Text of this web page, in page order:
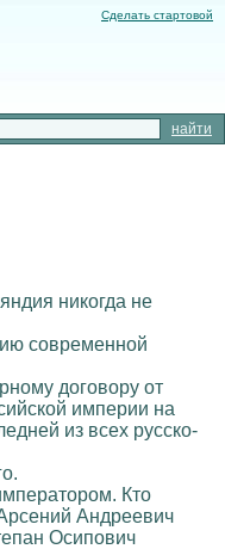
Сделать стартовой
никогда не
современной
договору от
империи на
из всех русско-
Кто
Андреевич
Осипович